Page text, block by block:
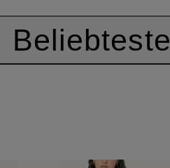
Beliebteste